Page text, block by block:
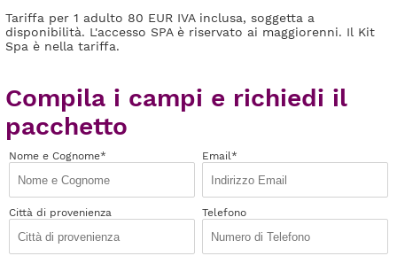
Tariffa per 1 adulto 80 EUR IVA inclusa, soggetta a
disponibilità. L'accesso SPA è riservato ai maggiorenni. Il Kit
Spa è nella tariffa.
Compila i campi e richiedi il
pacchetto
Nome e Cognome* Email*
Città di provenienza Telefono